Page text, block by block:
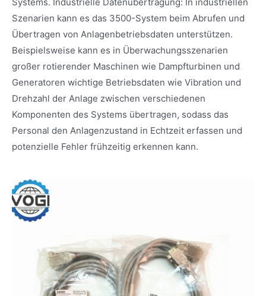
Szenarien kann es das 3500-System beim Abrufen und
Übertragen von Anlagenbetriebsdaten unterstützen.
Beispielsweise kann es in Überwachungsszenarien
großer rotierender Maschinen wie Dampfturbinen und
Generatoren wichtige Betriebsdaten wie Vibration und
Drehzahl der Anlage zwischen verschiedenen
Komponenten des Systems übertragen, sodass das
Personal den Anlagenzustand in Echtzeit erfassen und
potenzielle Fehler frühzeitig erkennen kann.